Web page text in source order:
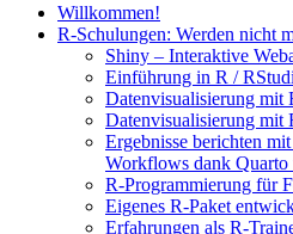
Willkommen!
R-Schulungen: Werden nicht
Shiny – Interaktive
Einführung in R /
Datenvisualisierung mit
Datenvisualisierung mit
Ergebnisse berichten
Workflows dank
R-Programmierung für
Eigenes R-Paket
Erfahrungen als R-